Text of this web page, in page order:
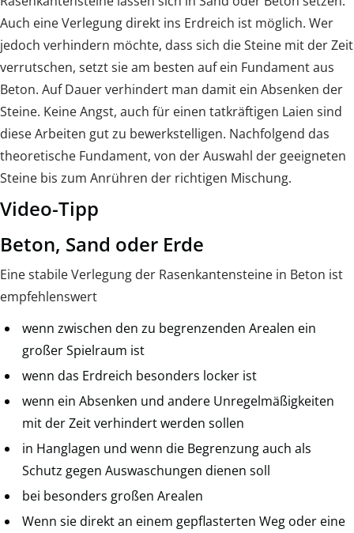
Auch eine Verlegung direkt ins Erdreich ist möglich. Wer
jedoch verhindern möchte, dass sich die Steine mit der Zeit
verrutschen, setzt sie am besten auf ein Fundament aus
Beton. Auf Dauer verhindert man damit ein Absenken der
Steine. Keine Angst, auch für einen tatkräftigen Laien sind
diese Arbeiten gut zu bewerkstelligen. Nachfolgend das
theoretische Fundament, von der Auswahl der geeigneten
Steine bis zum Anrühren der richtigen Mischung.
Video-Tipp
Beton, Sand oder Erde
Eine stabile Verlegung der Rasenkantensteine in Beton ist
empfehlenswert
wenn zwischen den zu begrenzenden Arealen ein
großer Spielraum ist
wenn das Erdreich besonders locker ist
wenn ein Absenken und andere Unregelmäßigkeiten
mit der Zeit verhindert werden sollen
in Hanglagen und wenn die Begrenzung auch als
Schutz gegen Auswaschungen dienen soll
bei besonders großen Arealen
Wenn sie direkt an einem gepflasterten Weg oder eine